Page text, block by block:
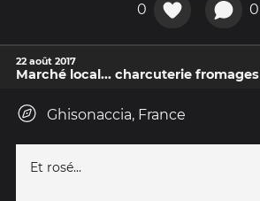
0 0
22 août 2017
Marché local... charcuterie fromages
Ghisonaccia, France
Et rosé...